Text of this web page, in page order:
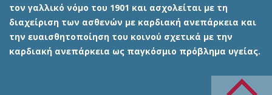
τον γαλλικό νόμο του 1901 και ασχολείται με τη
διαχείριση των ασθενών με καρδιακή ανεπάρκεια και
την ευαισθητοποίηση του κοινού σχετικά με την
καρδιακή ανεπάρκεια ως παγκόσμιο πρόβλημα υγείας.